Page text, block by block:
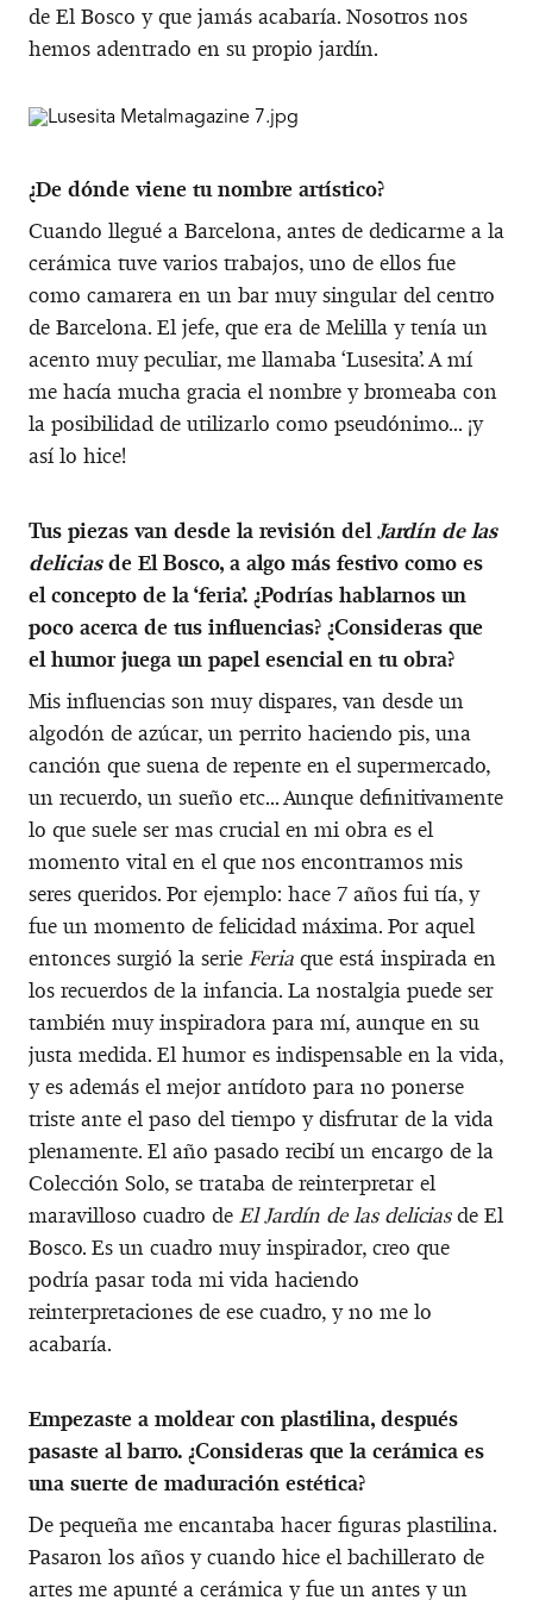
de El Bosco y que jamás acabaría. Nosotros nos
hemos adentrado en su propio jardín.
¿De dónde viene tu nombre artístico?
Cuando llegué a Barcelona, antes de dedicarme a la
cerámica tuve varios trabajos, uno de ellos fue
como camarera en un bar muy singular del centro
de Barcelona. El jefe, que era de Melilla y tenía un
acento muy peculiar, me llamaba ‘Lusesita’. A mí
me hacía mucha gracia el nombre y bromeaba con
la posibilidad de utilizarlo como pseudónimo... ¡y
así lo hice!
Tus piezas van desde la revisión delJardín de las
deliciasde El Bosco, a algo más festivo como es
el concepto de la ‘feria’. ¿Podrías hablarnos un
poco acerca de tus influencias? ¿Consideras que
el humor juega un papel esencial en tu obra?
Mis influencias son muy dispares, van desde un
algodón de azúcar, un perrito haciendo pis, una
canción que suena de repente en el supermercado,
un recuerdo, un sueño etc... Aunque definitivamente
lo que suele ser mas crucial en mi obra es el
momento vital en el que nos encontramos mis
seres queridos. Por ejemplo: hace 7 años fui tía, y
fue un momento de felicidad máxima. Por aquel
entonces surgió la serie Feria que está inspirada en
los recuerdos de la infancia. La nostalgia puede ser
también muy inspiradora para mí, aunque en su
justa medida. El humor es indispensable en la vida,
y es además el mejor antídoto para no ponerse
triste ante el paso del tiempo y disfrutar de la vida
plenamente. El año pasado recibí un encargo de la
Colección Solo, se trataba de reinterpretar el
maravilloso cuadro de El Jardín de las deliciasde El
Bosco. Es un cuadro muy inspirador, creo que
podría pasar toda mi vida haciendo
reinterpretaciones de ese cuadro, y no me lo
acabaría.
Empezaste a moldear con plastilina, después
pasaste al barro. ¿Consideras que la cerámica es
una suerte de maduración estética?
De pequeña me encantaba hacer figuras plastilina.
Pasaron los años y cuando hice el bachillerato de
artes me apunté a cerámica y fue un antes y un